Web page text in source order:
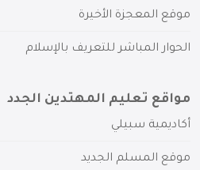
موقع المعجزة الأخيرة
الحوار المباشر للتعريف بالإسلام
مواقع تعليم المهتدين الجدد
أكاديمية سبيلي
موقع المسلم الجديد